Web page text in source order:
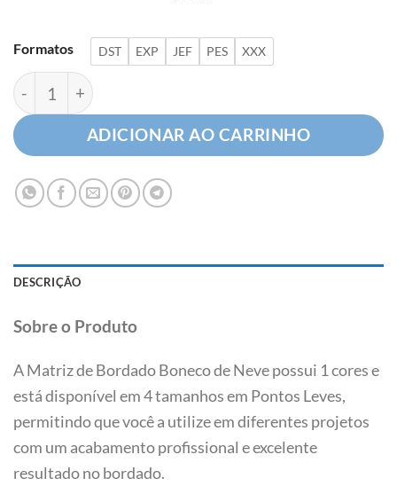
Formatos DST EXP JEF PES XXX
Boneco de Neve quantidade
ADICIONAR AO CARRINHO
DESCRIÇÃO
Sobre o Produto
A Matriz de Bordado Boneco de Neve possui 1 cores e
está disponível em 4 tamanhos em Pontos Leves,
permitindo que você a utilize em diferentes projetos
com um acabamento profissional e excelente
resultado no bordado.